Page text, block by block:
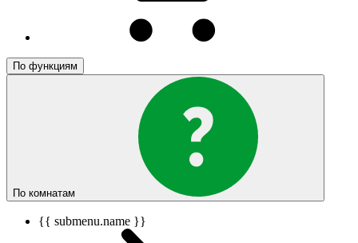
По функциям
По комнатам
{{ submenu.name }}